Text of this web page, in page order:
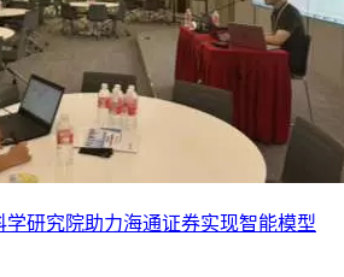
学研究院助力海通证券实现智能模型